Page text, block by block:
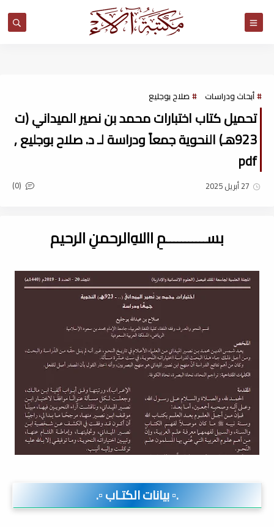
أبحاث ودراسات صلاح بوجليع
تحميل كتاب اختبارات محمد بن نصير الميداني (ت
923هـ) النحوية جمعاً ودراسة لـ د. صلاح بوجليع ,
pdf
27 أبريل 2025 (0)
بســـــــــــمِ اﷲِالرحمنِ الرحيم
.▫️ بيانات الكتـاب ▫️.